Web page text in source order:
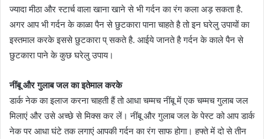
ज्यादा मीठा और स्टार्च वाला खाना खाने से भी गर्दन का रंग कला अड़ सकता है.
अगर आप भी गर्दन के काळा पैन से छुटकारा पाना चाहते है तो इन घरेलु उपायों का
इस्तमाल करके इससे छुटकारा प् सकते है. आईये जानते है गर्दन के काले पैन से
छुटकारा पाने के कुछ घरेलु उपाय।
नींबू और गुलाब जल का इतेमाल करके
डार्क नेक का इलाज करना चाहती हैं तो आधा चम्मच नींबू में एक चम्मच गुलाब जल
मिलाएं और उसे अच्छे से मिक्स कर लें। नींबू और गुलाब जल के पेस्ट को आप डार्क
नेक पर आधा घंटे तक लगाएं आपकी गर्दन का रंग साफ होगा। हफ्ते में दो से तीन